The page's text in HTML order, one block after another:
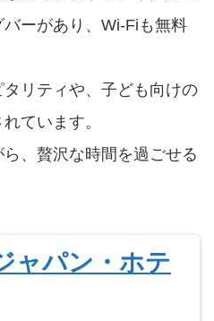
ーがあり、Wi-Fiも無料
リティや、子ども向けの
ています。
、贅沢な時間を過ごせる
ャパン・ホテ